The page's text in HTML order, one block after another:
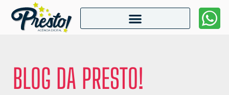
BLOG DA PRESTO!